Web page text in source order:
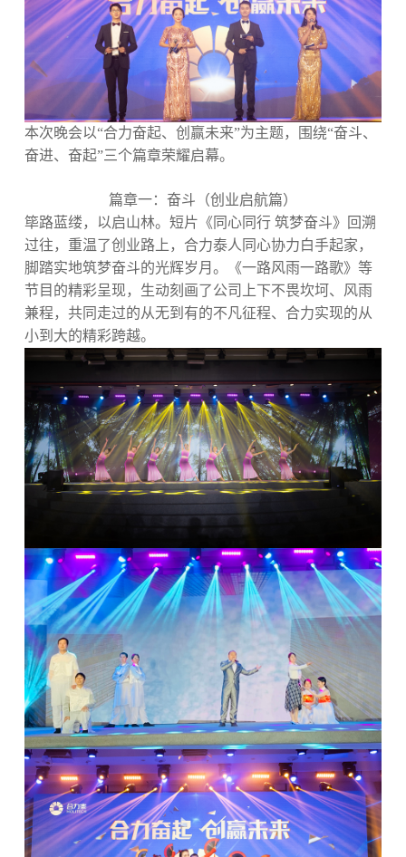
本次晚会以“合力奋起、创赢未来”为主题，围绕“奋斗、
奋进、奋起”三个篇章荣耀启幕。
篇章一：奋斗（创业启航篇）
筚路蓝缕，以启山林。短片《同心同行 筑梦奋斗》回溯
过往，重温了创业路上，合力泰人同心协力白手起家，
脚踏实地筑梦奋斗的光辉岁月。《一路风雨一路歌》等
节目的精彩呈现，生动刻画了公司上下不畏坎坷、风雨
兼程，共同走过的从无到有的不凡征程、合力实现的从
小到大的精彩跨越。